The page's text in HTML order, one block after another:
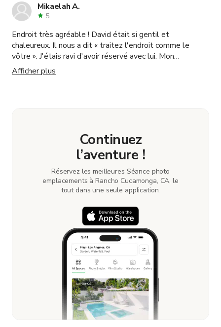
Mikaelah A.
5
Endroit très agréable ! David était si gentil et
chaleureux. Il nous a dit « traitez l'endroit comme le
vôtre ». J'étais ravi d'avoir réservé avec lui. Mon
photographe avait même du retard, donc j'étais pressé.
David nous a accordé un peu plus de temps. Très
Afficher plus
Continuez
l’aventure !
Réservez les meilleures Séance photo
emplacements à Rancho Cucamonga, CA, le
tout dans une seule application.